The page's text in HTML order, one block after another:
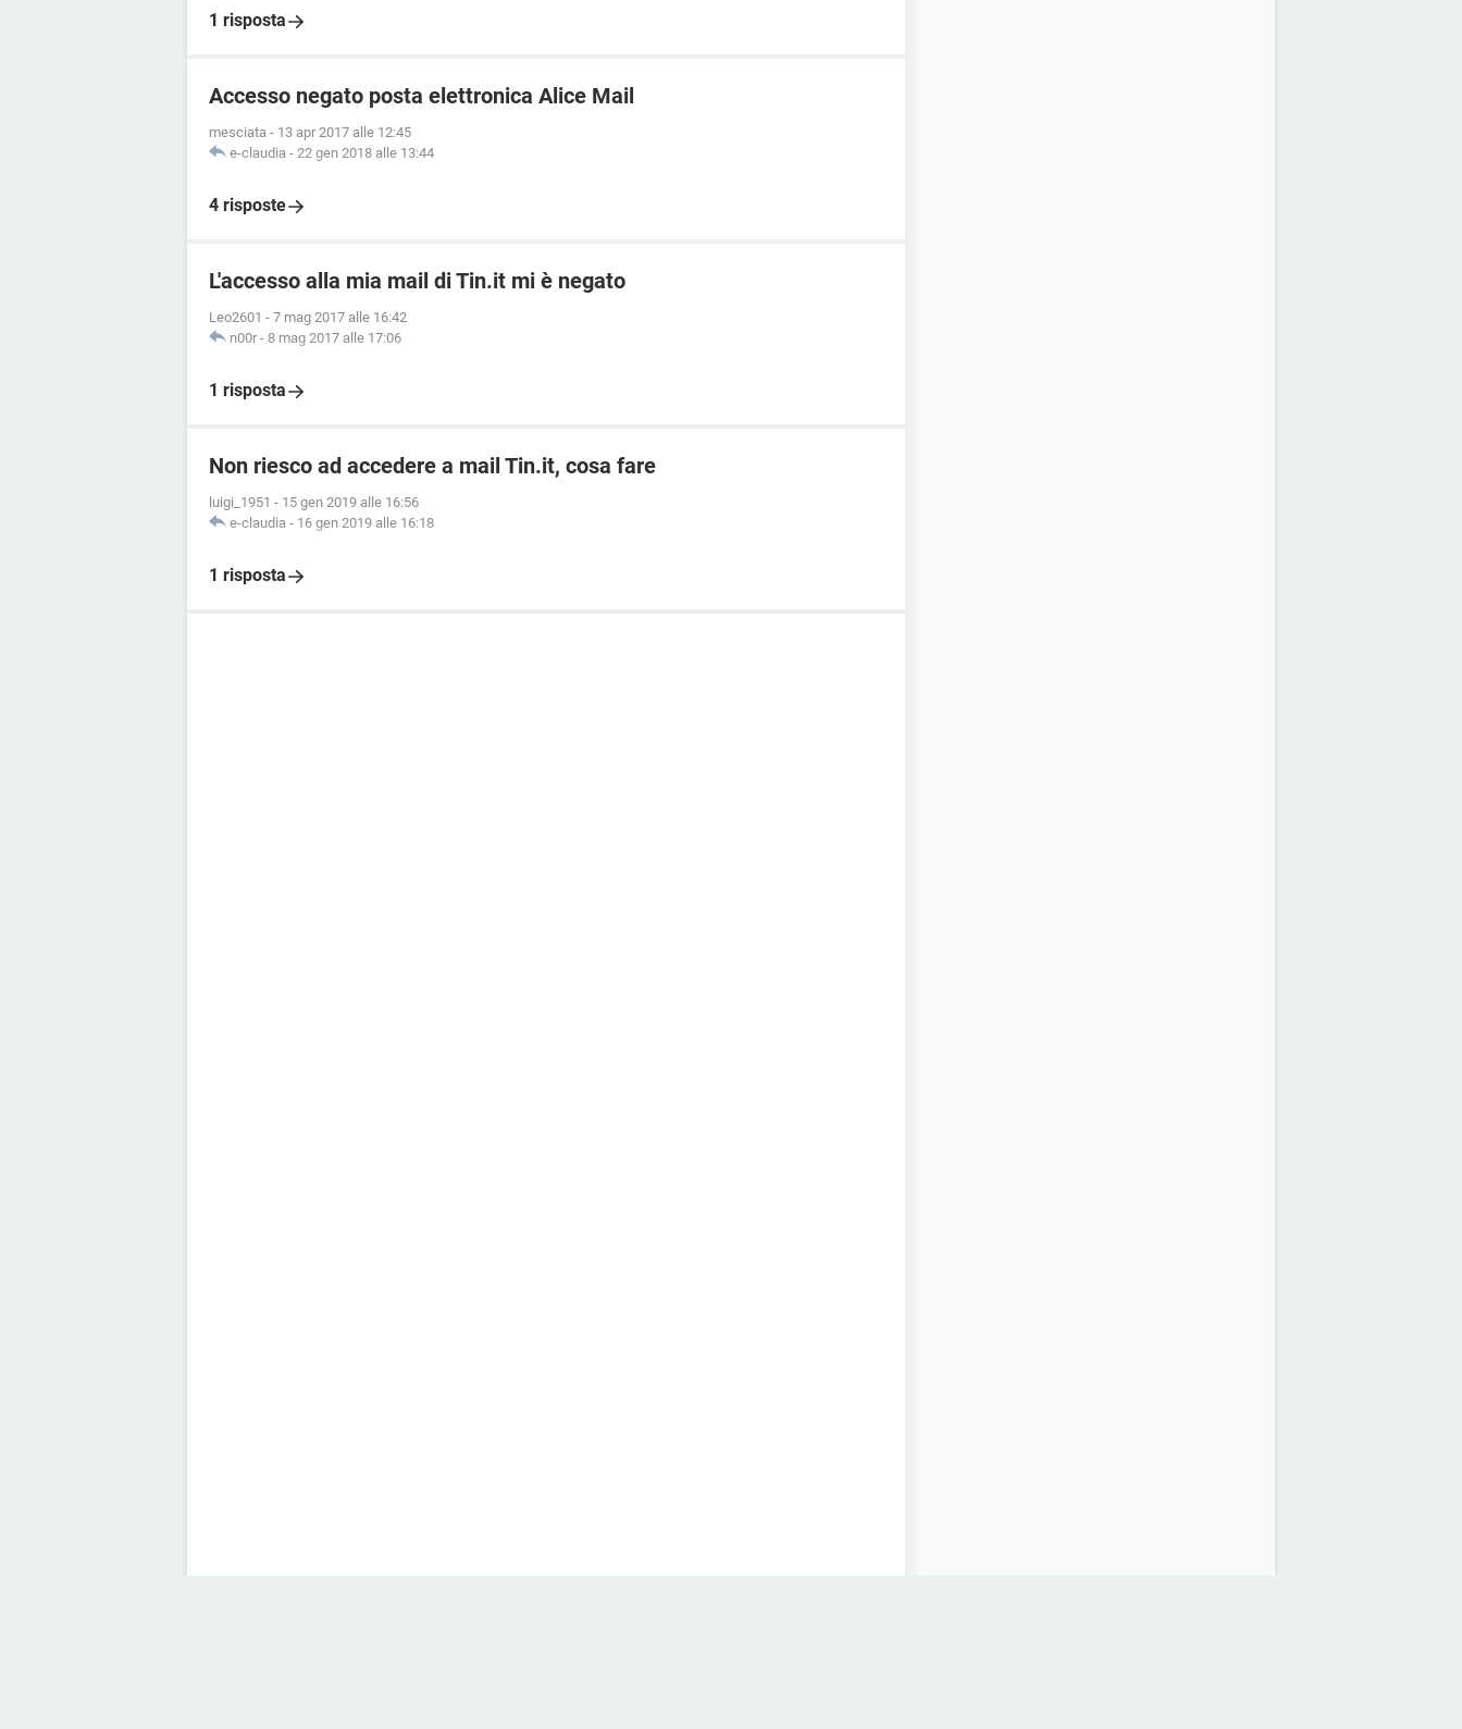
1 risposta
Accesso negato posta elettronica Alice Mail
mesciata - 13 apr 2017 alle 12:45
e-claudia - 22 gen 2018 alle 13:44
4 risposte
L'accesso alla mia mail di Tin.it mi è negato
Leo2601 - 7 mag 2017 alle 16:42
n00r - 8 mag 2017 alle 17:06
1 risposta
Non riesco ad accedere a mail Tin.it, cosa fare
luigi_1951 - 15 gen 2019 alle 16:56
e-claudia - 16 gen 2019 alle 16:18
1 risposta